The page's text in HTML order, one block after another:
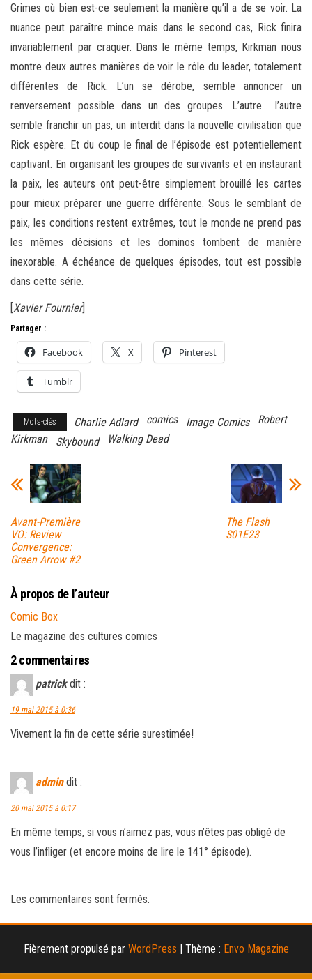
Grimes où bien est-ce seulement la manière qu’il a de se voir. La
nuance peut paraître mince mais dans le second cas, Rick finira
invariablement par craquer. Dans le même temps, Kirkman nous
montre deux autres manières de voir le rôle du leader, totalement
différentes de Rick. L’un se dérobe, semble annoncer un
renversement possible dans un des groupes. L’autre… l’autre
semble franchir un pas, un interdit dans la nouvelle civilisation que
Rick espère. Et du coup le final de l’épisode est potentiellement
captivant. En organisant les groupes de survivants et en instaurant
la paix, les auteurs ont peut-être simplement brouillé les cartes
pour mieux préparer une guerre différente. Sous le semblant de
paix, les conditions restent extrêmes, tout le monde ne prend pas
les mêmes décisions et les dominos tombent de manière
inexorable. A échéance de quelques épisodes, tout est possible
dans cette série.
[Xavier Fournier]
Partager :
Facebook X Pinterest
Tumblr
Mots-clés Charlie Adlard comics Image Comics
Robert
Kirkman
Skybound Walking Dead
Avant-Première
VO: Review
Convergence:
Green Arrow #2
The Flash
S01E23
À propos de l’auteur
Comic Box
Le magazine des cultures comics
2 commentaires
patrick dit :
19 mai 2015 à 0:36
Vivement la fin de cette série surestimée!
admin dit :
20 mai 2015 à 0:17
En même temps, si vous n’aimez pas, vous n’êtes pas obligé de
vous l’infliger (et encore moins de lire le 141° épisode).
Les commentaires sont fermés.
Fièrement propulsé par WordPress | Thème : Envo Magazine